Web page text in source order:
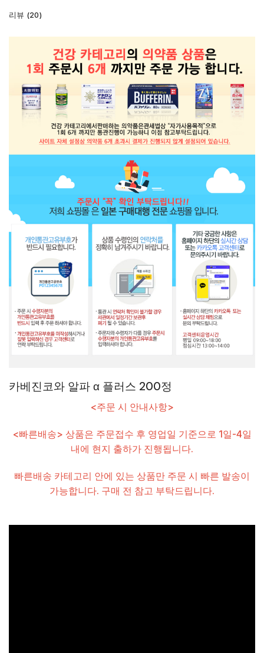
리뷰 (20)
카베진코와 알파 α 플러스 200정
<주문 시 안내사항>
<빠른배송> 상품은 주문접수 후 영업일 기준으로 1일-4일
내에 현지 출하가 진행됩니다.
빠른배송 카테고리 안에 있는 상품만 주문 시 빠른 발송이
가능합니다. 구매 전 참고 부탁드립니다.